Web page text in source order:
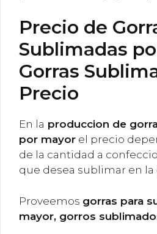
Precio de
Sublimadas
Gorras
Precio
En la produccion de
por mayor el precio
de la cantidad a
que desea sublimar en la
Proveemos gorras para
mayor, gorros